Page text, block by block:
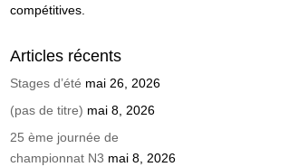
compétitives.
Articles récents
Stages d’été mai 26, 2026
(pas de titre) mai 8, 2026
25 ème journée de
championnat N3 mai 8, 2026